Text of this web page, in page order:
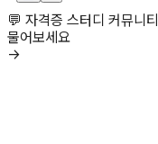
💬 자격증 스터디 커뮤니티
물어보세요
→